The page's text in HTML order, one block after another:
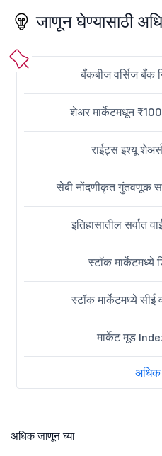
जाणून घेण्यासाठी
बँकबीज वर्सिज बँक
शेअर मार्केटमधून
राईट्स इश्यू
सेबी नोंदणीकृत गुंतवणूक
इतिहासातील सर्वात
स्टॉक मार्केटमध्ये
स्टॉक मार्केटमध्ये सीई
मार्केट मूड
अधिक
अधिक जाणून घ्या